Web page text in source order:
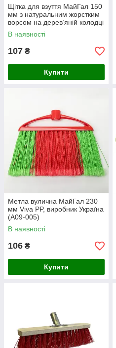
Щітка для взуття МайГал 150
мм з натуральним жорстким
ворсом на дерев’яній колодці
для якісного чищення
В наявності
107 ₴
Купити
Метла вулична МайГал 230
мм Viva PP, виробник Україна
(A09-005)
В наявності
106 ₴
Купити